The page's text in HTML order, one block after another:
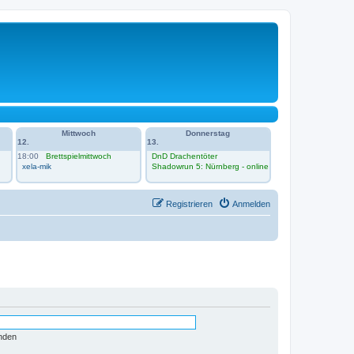
Mittwoch
12.
18:00
Brettspielmittwoch
xela-mik
Donnerstag
13.
DnD Drachentöter
Shadowrun 5: Nürnberg - online
Anmelden
Registrieren